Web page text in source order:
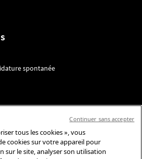
spontanée
tous les cookies », vous
cookies sur votre appareil pour
sur le site, analyser son utilisation
Continuer sans accepter